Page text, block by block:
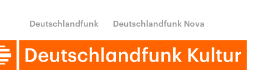
Deutschlandfunk Deutschlandfunk Nova